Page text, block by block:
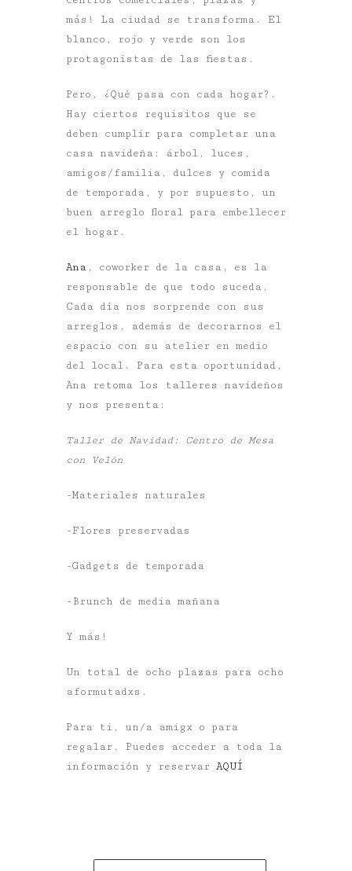
más! La ciudad se transforma. El
blanco, rojo y verde son los
protagonistas de las fiestas.
Pero, ¿Qué pasa con cada hogar?.
Hay ciertos requisitos que se
deben cumplir para completar una
casa navideña: árbol, luces,
amigos/familia, dulces y comida
de temporada, y por supuesto, un
buen arreglo floral para embellecer
el hogar.
Ana , coworker de la casa, es la
responsable de que todo suceda.
Cada día nos sorprende con sus
arreglos, además de decorarnos el
espacio con su atelier en medio
del local. Para esta oportunidad,
Ana retoma los talleres navideños
y nos presenta:
Taller de Navidad: Centro de Mesa
con Velón
-Materiales naturales
-Flores preservadas
-Gadgets de temporada
-Brunch de media mañana
Y más!
Un total de ocho plazas para ocho
aformutadxs.
Para ti, un/a amigx o para
regalar. Puedes acceder a toda la
información y reservar AQUÍ